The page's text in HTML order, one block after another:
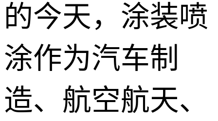
的今天，涂装喷
涂作为汽车制
造、航空航天、